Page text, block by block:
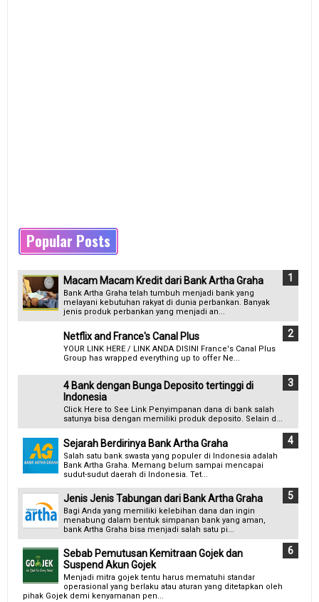
Popular Posts
Macam Macam Kredit dari Bank Artha Graha
Bank Artha Graha telah tumbuh menjadi bank yang
melayani kebutuhan rakyat di dunia perbankan. Banyak
jenis produk perbankan yang menjadi an...
Netflix and France's Canal Plus
YOUR LINK HERE / LINK ANDA DISINI France's Canal Plus
Group has wrapped everything up to offer Ne...
4 Bank dengan Bunga Deposito tertinggi di
Indonesia
Click Here to See Link Penyimpanan dana di bank salah
satunya bisa dengan memiliki produk deposito. Selain d...
Sejarah Berdirinya Bank Artha Graha
Salah satu bank swasta yang populer di Indonesia adalah
Bank Artha Graha. Memang belum sampai mencapai
sudut-sudut daerah di Indonesia. Tet...
Jenis Jenis Tabungan dari Bank Artha Graha
Bagi Anda yang memiliki kelebihan dana dan ingin
menabung dalam bentuk simpanan bank yang aman,
bank Artha Graha bisa menjadi salah satu pi...
Sebab Pemutusan Kemitraan Gojek dan
Suspend Akun Gojek
Menjadi mitra gojek tentu harus mematuhi standar
operasional yang berlaku atau aturan yang ditetapkan oleh
pihak Gojek demi kenyamanan pen...